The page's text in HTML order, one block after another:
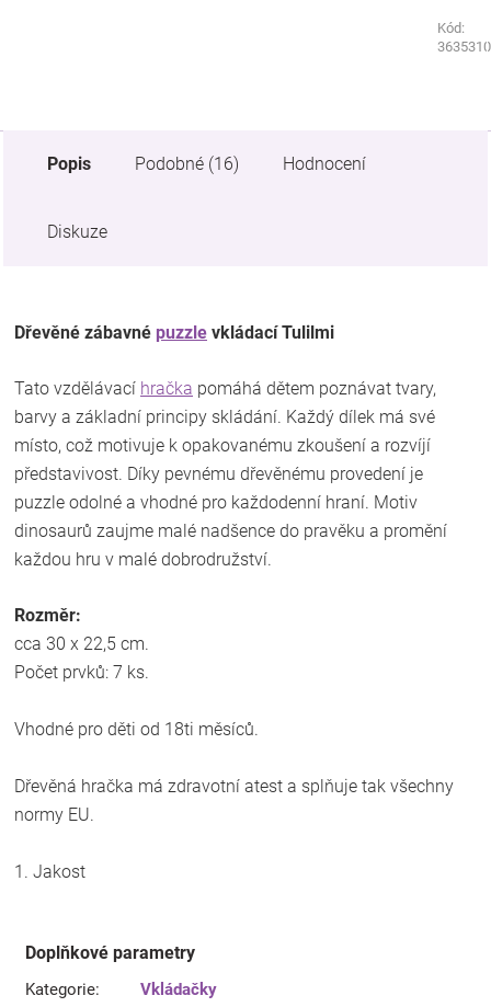
Kód:
Kód:
Popis Podobné (16) Hodnocení
Diskuze
Dřevěné zábavné puzzle vkládací Tulilmi
Tato vzdělávací hračka pomáhá dětem poznávat tvary,
barvy a základní principy skládání. Každý dílek má své
místo, což motivuje k opakovanému zkoušení a rozvíjí
představivost. Díky pevnému dřevěnému provedení je
puzzle odolné a vhodné pro každodenní hraní. Motiv
dinosaurů zaujme malé nadšence do pravěku a promění
každou hru v malé dobrodružství.
Rozměr:
cca 30 x 22,5 cm.
Počet prvků: 7 ks.
Vhodné pro děti od 18ti měsíců.
Dřevěná hračka má zdravotní atest a splňuje tak všechny
normy EU.
1. Jakost
Doplňkové parametry
Kategorie:
Vkládačky